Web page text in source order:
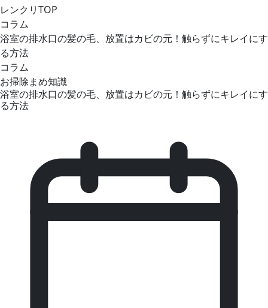
レンクリTOP
コラム
浴室の排水口の髪の毛、放置はカビの元！触らずにキレイにす
る方法
コラム
お掃除まめ知識
浴室の排水口の髪の毛、放置はカビの元！触らずにキレイにす
る方法